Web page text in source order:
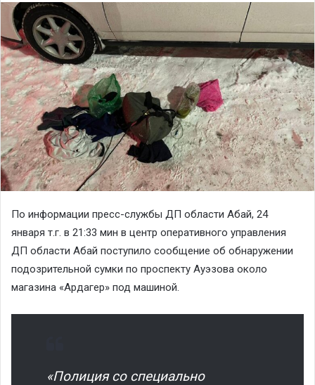
По информации пресс-службы ДП области Абай, 24
января т.г. в 21:33 мин в центр оперативного управления
ДП области Абай поступило сообщение об обнаружении
подозрительной сумки по проспекту Ауэзова около
магазина «Ардагер» под машиной.
«Полиция со специально